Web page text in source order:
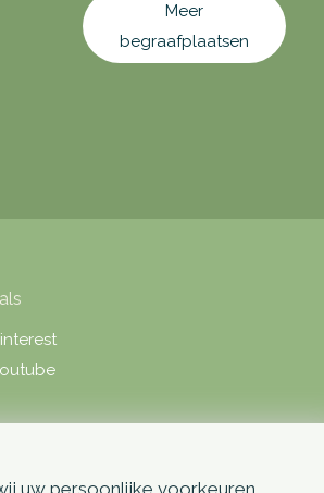
Meer
begraafplaatsen
uw persoonlijke voorkeuren